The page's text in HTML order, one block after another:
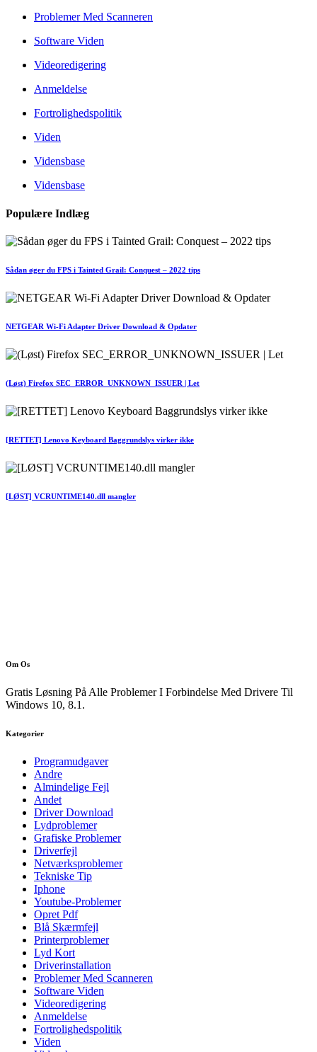
Problemer Med Scanneren
Software Viden
Videoredigering
Anmeldelse
Fortrolighedspolitik
Viden
Vidensbase
Vidensbase
Populære Indlæg
Sådan øger du FPS i Tainted Grail: Conquest – 2022 tips
NETGEAR Wi-Fi Adapter Driver Download & Opdater
(Løst) Firefox SEC_ERROR_UNKNOWN_ISSUER | Let
[RETTET] Lenovo Keyboard Baggrundslys virker ikke
[LØST] VCRUNTIME140.dll mangler
Om Os
Gratis Løsning På Alle Problemer I Forbindelse Med Drivere Til
Windows 10, 8.1.
Kategorier
Programudgaver
Andre
Almindelige Fejl
Andet
Driver Download
Lydproblemer
Grafiske Problemer
Driverfejl
Netværksproblemer
Tekniske Tip
Iphone
Youtube-Problemer
Opret Pdf
Blå Skærmfejl
Printerproblemer
Lyd Kort
Driverinstallation
Problemer Med Scanneren
Software Viden
Videoredigering
Anmeldelse
Fortrolighedspolitik
Viden